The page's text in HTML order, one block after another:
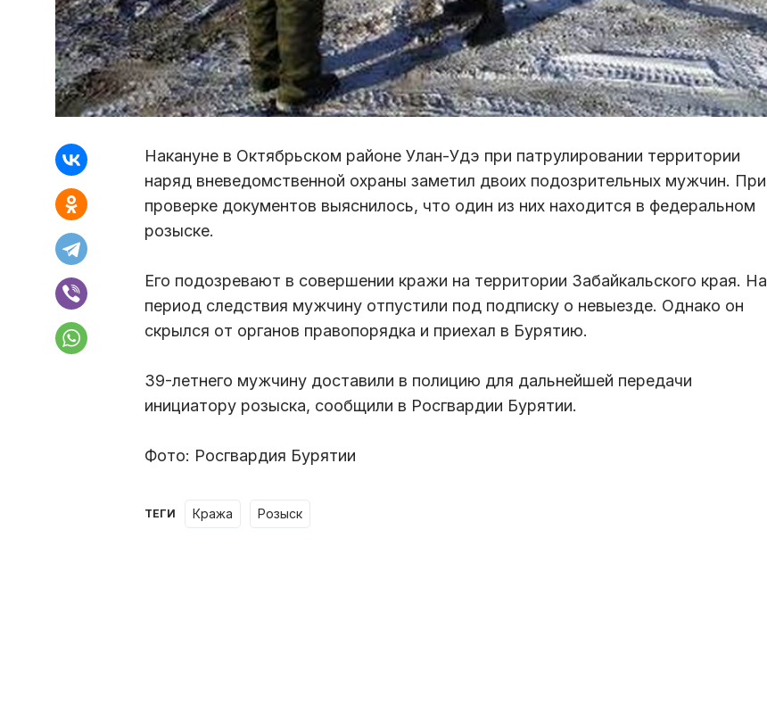
Накануне в Октябрьском районе Улан-Удэ при патрулировании территории
наряд вневедомственной охраны заметил двоих подозрительных мужчин. При
проверке документов выяснилось, что один из них находится в федеральном
розыске.
Его подозревают в совершении кражи на территории Забайкальского края. На
период следствия мужчину отпустили под подписку о невыезде. Однако он
скрылся от органов правопорядка и приехал в Бурятию.
39-летнего мужчину доставили в полицию для дальнейшей передачи
инициатору розыска, сообщили в Росгвардии Бурятии.
Фото: Росгвардия Бурятии
ТЕГИ кража розыск